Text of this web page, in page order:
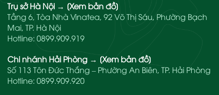
Trụ sở Hà Nội → [Xem bản đồ]
Tầng 6, Tòa Nhà Vinatea, 92 Võ Thị Sáu, Phường Bạch
Mai, TP. Hà Nội
Hotline: 0899.909.919
Chi nhánh Hải Phòng → [Xem bản đồ]
Số 113 Tôn Đức Thắng – Phường An Biên, TP. Hải Phòng
Hotline: 0899.909.920